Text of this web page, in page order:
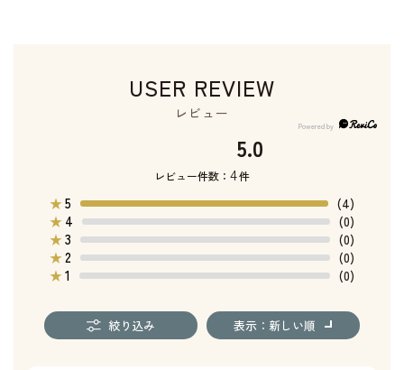
USER REVIEW
レビュー
5.0
レビュー件数： 4件
★5
(4)
★ 4
(0)
★3
(0)
★2
(0)
★1 (0)
絞り込み 表示：新しい順